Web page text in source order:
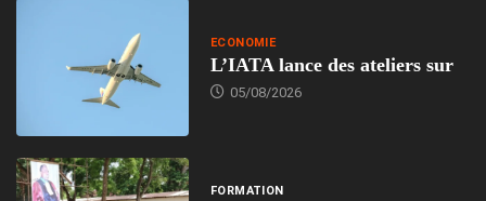
ECONOMIE
L’IATA lance des ateliers sur
05/08/2026
FORMATION